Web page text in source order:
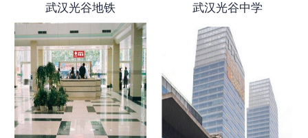
武汉光谷地铁 武汉光谷中学